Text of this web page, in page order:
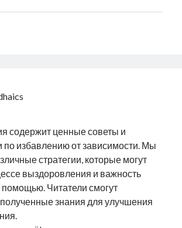
содержит ценные советы и
по избавлению от зависимости. Мы
стратегии, которые могут
выздоровления и важность
Читатели смогут
знания для улучшения